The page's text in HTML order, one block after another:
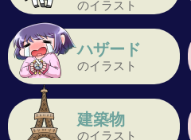
のイラスト
ハザード
のイラスト
建築物
のイラスト